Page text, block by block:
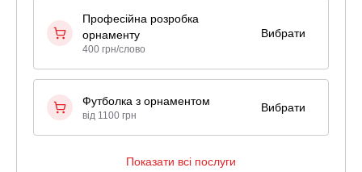
Професійна розробка
орнаменту
400 грн/слово
Вибрати
Футболка з орнаментом
від 1100 грн
Вибрати
Показати всі послуги